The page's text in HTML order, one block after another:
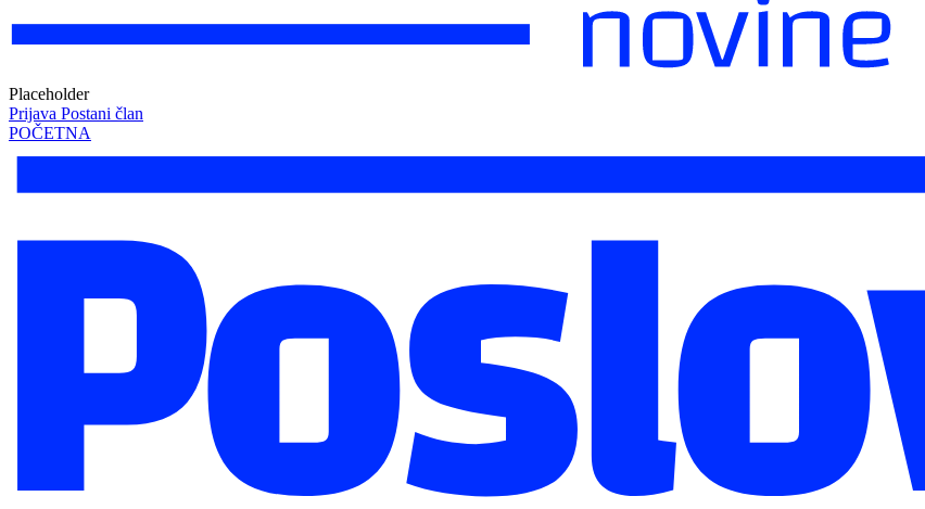
Placeholder
Prijava Postani član
POČETNA